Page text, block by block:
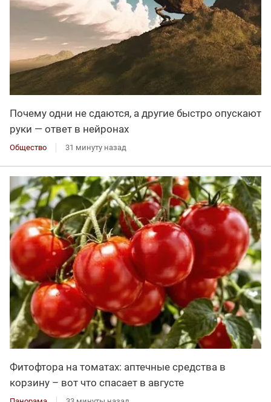
Почему одни не сдаются, а другие быстро опускают
руки — ответ в нейронах
Общество 31 минуту назад
Фитофтора на томатах: аптечные средства в
корзину – вот что спасает в августе